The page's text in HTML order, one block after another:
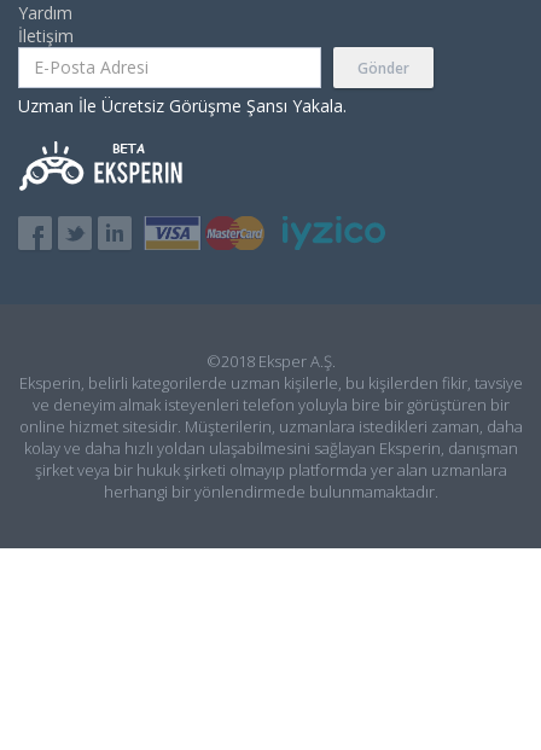
Yardım
İletişim
Gönder
Uzman İle Ücretsiz Görüşme Şansı Yakala.
©2018 Eksper A.Ş.
Eksperin, belirli kategorilerde uzman kişilerle, bu kişilerden fikir, tavsiye
ve deneyim almak isteyenleri telefon yoluyla bire bir görüştüren bir
online hizmet sitesidir. Müşterilerin, uzmanlara istedikleri zaman, daha
kolay ve daha hızlı yoldan ulaşabilmesini sağlayan Eksperin, danışman
şirket veya bir hukuk şirketi olmayıp platformda yer alan uzmanlara
herhangi bir yönlendirmede bulunmamaktadır.